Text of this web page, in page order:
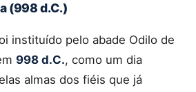
(998 d.C.)
instituído pelo abade Odilo de
998 d.C., como um dia
almas dos fiéis que já